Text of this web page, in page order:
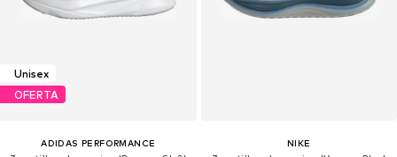
Unisex
OFERTA
ADIDAS PERFORMANCE
NIKE